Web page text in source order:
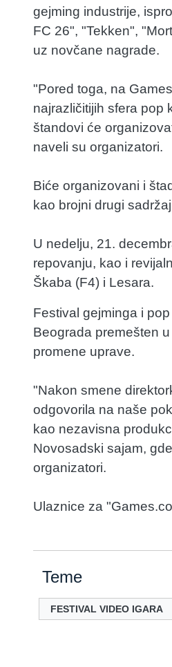
gejming industrije,
FC 26", "Tekken",
uz novčane nagrade.
"Pored toga, na
najrazličitijih sfera pop
štandovi će
naveli su organizatori.
Biće organizovani i
kao brojni drugi
U nedelju, 21.
repovanju, kao i
Škaba (F4) i Lesara.
Festival gejminga i
Beograda premešten
promene uprave.
"Nakon smene
odgovorila na naše
kao nezavisna
Novosadski sajam,
organizatori.
Ulaznice za
Teme
FESTIVAL VIDEO IGARA